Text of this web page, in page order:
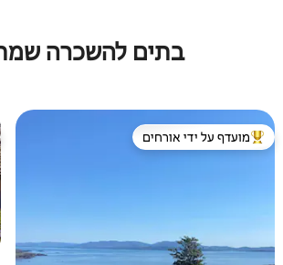
בתים להשכרה
מוביל בקרב נכסים מועדפים על ידי אורחים
מועדף על ידי אורחים